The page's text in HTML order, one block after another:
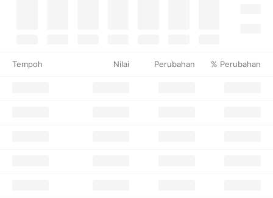
Tempoh Nilai Perubahan % Perubahan